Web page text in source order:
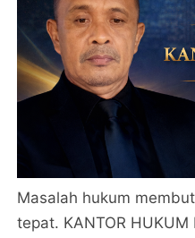
Masalah hukum
tepat. KANTOR